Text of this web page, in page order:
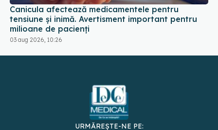
03 aug 2026, 10:26
URMĂREȘTE-NE PE:
DESCARCĂ APLICAȚIA